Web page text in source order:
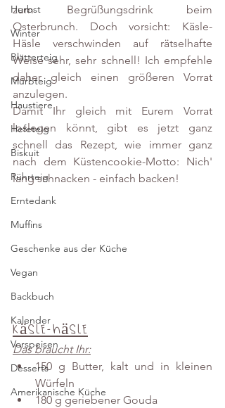
Herbst
Winter
Blätterteig
Mürbteig
Haustiere
Hefeteig
Biskuit
Rührteig
Erntedank
Muffins
Geschenke aus der Küche
Vegan
Backbuch
Kalender
Vorspeisen
Desserts
Amerikanische Küche
zum Begrüßungsdrink beim
Osterbrunch. Doch vorsicht: Käsle-
Häsle verschwinden auf rätselhafte
Weise sehr, sehr schnell! Ich empfehle
daher gleich einen größeren Vorrat
anzulegen.
Damit Ihr gleich mit Eurem Vorrat
loslegen könnt, gibt es jetzt ganz
schnell das Rezept, wie immer ganz
nach dem Küstencookie-Motto: Nich'
lang schnacken - einfach backen!
Käsle-Häsle
Das braucht Ihr:
150 g Butter, kalt und in kleinen
Würfeln
180 g geriebener Gouda